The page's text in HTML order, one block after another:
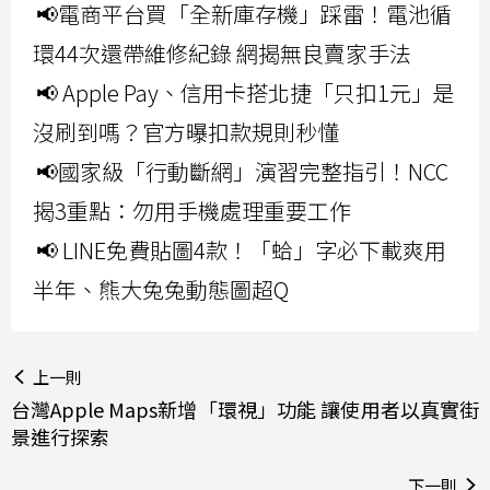
📢電商平台買「全新庫存機」踩雷！電池循
環44次還帶維修紀錄 網揭無良賣家手法
📢 Apple Pay、信用卡搭北捷「只扣1元」是
沒刷到嗎？官方曝扣款規則秒懂
📢國家級「行動斷網」演習完整指引！NCC
揭3重點：勿用手機處理重要工作
📢 LINE免費貼圖4款！「蛤」字必下載爽用
半年、熊大兔兔動態圖超Q
上一則
台灣Apple Maps新增「環視」功能 讓使用者以真實街
景進行探索
下一則